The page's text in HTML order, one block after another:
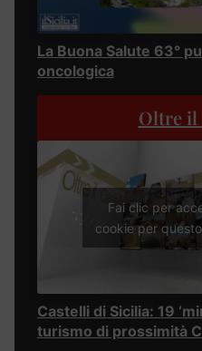
La Buona Salute 63°
oncologica
Oltre il
Fai clic per
cookie per
Castelli di Sicilia: 19
turismo di prossimità